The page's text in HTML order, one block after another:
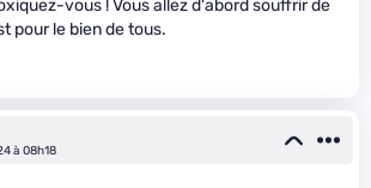
vous ! Vous allez d'abord souffrir de
pour le bien de tous.
à 08h18